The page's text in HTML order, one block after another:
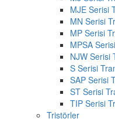
MJE Serisi
MN Serisi
MP Serisi
MPSA
NJW Serisi
S Serisi
SAP Serisi
ST Serisi
TIP Serisi
Tristörler